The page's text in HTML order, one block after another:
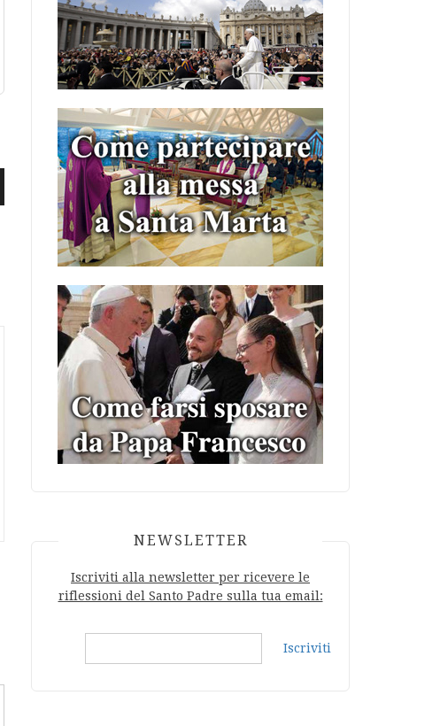
NEWSLETTER
Iscriviti alla newsletter per ricevere le
riflessioni del Santo Padre sulla tua email:
Iscriviti